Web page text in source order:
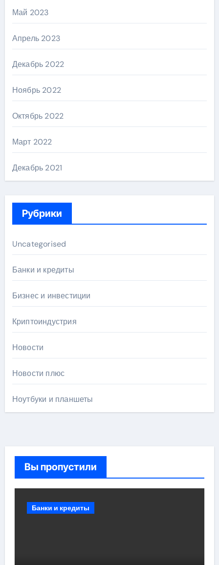
Май 2023
Апрель 2023
Декабрь 2022
Ноябрь 2022
Октябрь 2022
Март 2022
Декабрь 2021
Рубрики
Uncategorised
Банки и кредиты
Бизнес и инвестиции
Криптоиндустрия
Новости
Новости плюс
Ноутбуки и планшеты
Вы пропустили
Банки и кредиты